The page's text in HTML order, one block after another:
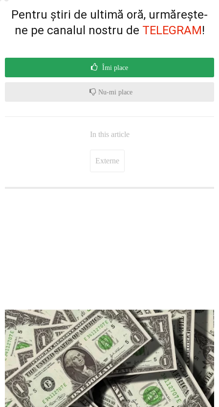
Pentru știri de ultimă oră, urmărește-
ne pe canalul nostru de TELEGRAM!
Îmi place
Nu-mi place
In this article
Externe